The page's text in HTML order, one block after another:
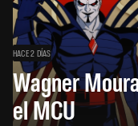
HACE 2 DÍAS
Wagner
el MCU